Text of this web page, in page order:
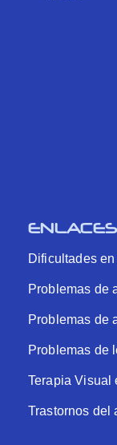
Dificultades
Problemas de
Problemas de
Problemas de
Terapia Visual
Trastornos del